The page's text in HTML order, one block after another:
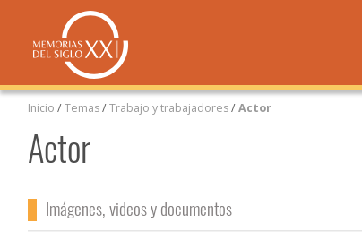
Inicio /Temas/Trabajo y trabajadores/Actor
Actor
Imágenes, videos y documentos